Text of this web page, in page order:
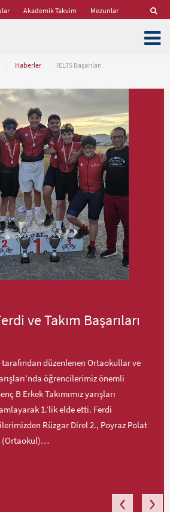
Akademik Takvim Mezunlar
Haberler IELTS Başarıları
ve Takım Başarıları
düzenlenen Ortaokullar ve
öğrencilerimiz önemli
B Erkek Takımımız yarışları
1.’lik elde etti. Ferdi
Rüzgar Direl 2., Poyraz Polat
(Ortaokul)…